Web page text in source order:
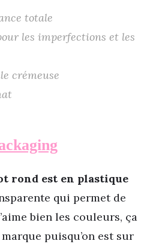
totale
les imperfections et les
crémeuse
rond est en plastique
qui permet de
bien les couleurs, ça
puisqu’on est sur